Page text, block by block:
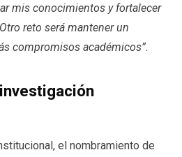
mis conocimientos y fortalecer
reto será mantener un
compromisos académicos”.
el nombramiento de